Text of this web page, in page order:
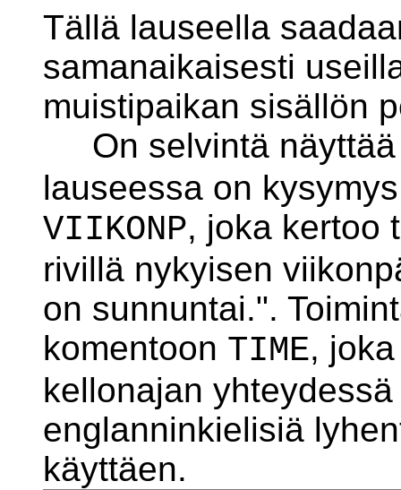
Tällä lauseella
samanaikaisesti
muistipaikan sisällön
On selvintä näyttää
lauseessa on
VIIKONP, joka kertoo
rivillä nykyisen
on sunnuntai.".
komentoon TIME,
kellonajan
englanninkielisiä
käyttäen.